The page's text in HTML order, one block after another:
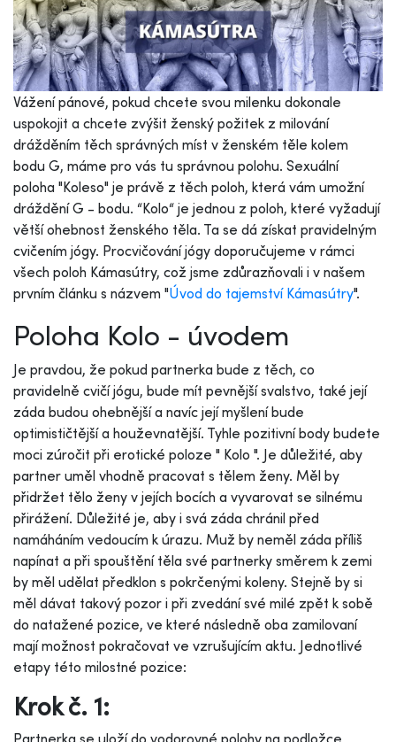
Vážení pánové, pokud chcete svou milenku dokonale
uspokojit a chcete zvýšit ženský požitek z milování
drážděním těch správných míst v ženském těle kolem
bodu G, máme pro vás tu správnou polohu. Sexuální
poloha "Koleso" je právě z těch poloh, která vám umožní
dráždění G - bodu. “Kolo“ je jednou z poloh, které vyžadují
větší ohebnost ženského těla. Ta se dá získat pravidelným
cvičením jógy. Procvičování jógy doporučujeme v rámci
všech poloh Kámasútry, což jsme zdůrazňovali i v našem
prvním článku s názvem "Úvod do tajemství Kámasútry".
Poloha Kolo - úvodem
Je pravdou, že pokud partnerka bude z těch, co
pravidelně cvičí jógu, bude mít pevnější svalstvo, také její
záda budou ohebnější a navíc její myšlení bude
optimističtější a houževnatější. Tyhle pozitivní body budete
moci zúročit při erotické poloze " Kolo ". Je důležité, aby
partner uměl vhodně pracovat s tělem ženy. Měl by
přidržet tělo ženy v jejích bocích a vyvarovat se silnému
přirážení. Důležité je, aby i svá záda chránil před
namáháním vedoucím k úrazu. Muž by neměl záda příliš
napínat a při spouštění těla své partnerky směrem k zemi
by měl udělat předklon s pokrčenými koleny. Stejně by si
měl dávat takový pozor i při zvedání své milé zpět k sobě
do natažené pozice, ve které následně oba zamilovaní
mají možnost pokračovat ve vzrušujícím aktu. Jednotlivé
etapy této milostné pozice:
Krok č. 1:
Partnerka se uloží do vodorovné polohy na podložce